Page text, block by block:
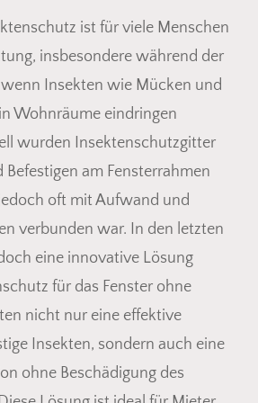
ist für viele Menschen
insbesondere während der
Insekten wie Mücken und
Wohnräume eindringen
wurden Insektenschutzgitter
am Fensterrahmen
oft mit Aufwand und
verbunden war. In den letzten
eine innovative Lösung
für das Fenster ohne
nicht nur eine effektive
Insekten, sondern auch eine
ohne Beschädigung des